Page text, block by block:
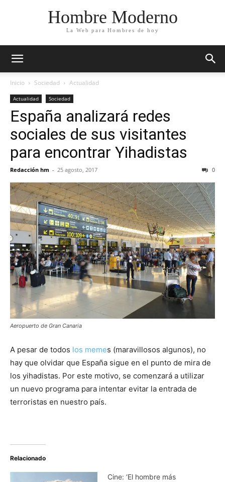
Hombre Moderno
La Web para Hombres de hoy
Inicio Sociedad Actualidad
Actualidad Sociedad
España analizará redes
sociales de sus visitantes
para encontrar Yihadistas
Redacción hm - 25 agosto, 2017 0
Aeropuerto de Gran Canaria
A pesar de todos los memes (maravillosos algunos), no
hay que olvidar que España sigue en el punto de mira de
los yihadistas. Por este motivo, se comenzará a utilizar
un nuevo programa para intentar evitar la entrada de
terroristas en nuestro país.
Relacionado
Cine: ‘El hombre más